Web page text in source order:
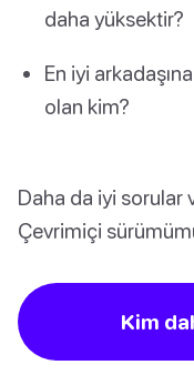
daha yüksektir?
En iyi
olan kim?
Daha da iyi sorular
Çevrimiçi
Kim